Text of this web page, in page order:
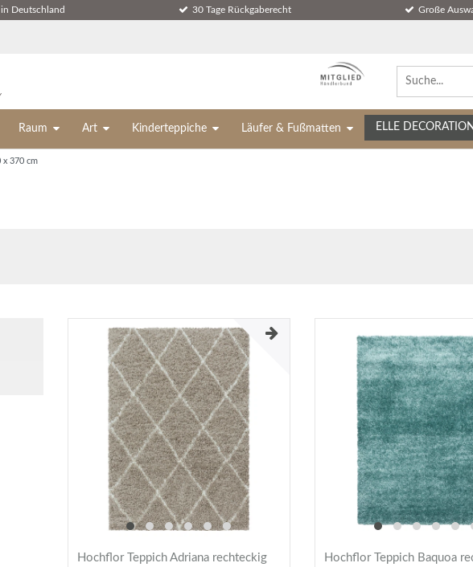
Deutschland 30 Tage Rückgaberecht Große
Raum Art Kinderteppiche Läufer & Fußmatten ELLE DECORATION
x 370 cm
Hochflor Teppich Adriana rechteckig Hochflor Teppich Baquoa